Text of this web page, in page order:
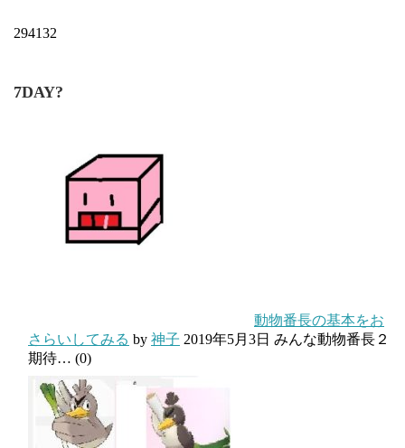
294132
7DAY?
動物番長の基本をお
さらいしてみる by 神子 2019年5月3日 みんな動物番長２
期待… (0)